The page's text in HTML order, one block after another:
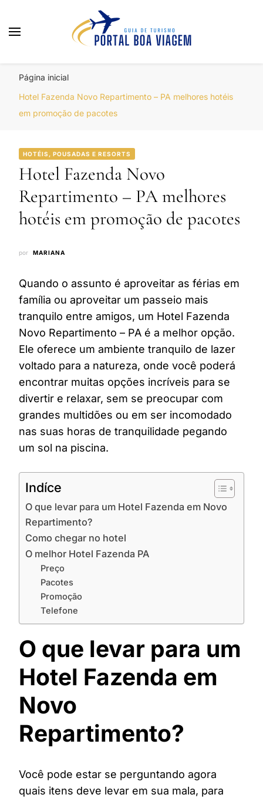
Página inicial
Hotel Fazenda Novo Repartimento – PA melhores hotéis
em promoção de pacotes
HOTÉIS, POUSADAS E RESORTS
Hotel Fazenda Novo
Repartimento – PA melhores
hotéis em promoção de pacotes
por MARIANA
Quando o assunto é aproveitar as férias em
família ou aproveitar um passeio mais
tranquilo entre amigos, um Hotel Fazenda
Novo Repartimento – PA é a melhor opção.
Ele oferece um ambiente tranquilo de lazer
voltado para a natureza, onde você poderá
encontrar muitas opções incríveis para se
divertir e relaxar, sem se preocupar com
grandes multidões ou em ser incomodado
nas suas horas de tranquilidade pegando
um sol na piscina.
Indíce
O que levar para um Hotel Fazenda em Novo
Repartimento?
Como chegar no hotel
O melhor Hotel Fazenda PA
Preço
Pacotes
Promoção
Telefone
O que levar para um
Hotel Fazenda em
Novo
Repartimento?
Você pode estar se perguntando agora
quais itens deve levar em sua mala, para